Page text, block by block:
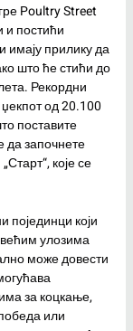
Poultry Street
и постићи
прилику да
што ће стићи до
Рекордни
од 20.100
поставите
да започнете
које се
појединци који
улозима
може довести
за коцкање,
или